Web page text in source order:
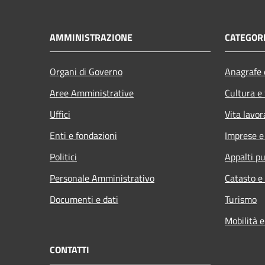
AMMINISTRAZIONE
Organi di Governo
Aree Amministrative
Uffici
Enti e fondazioni
Politici
Personale Amministrativo
Documenti e dati
Cultura
Vita
Imprese
Appalti
Catasto
Turismo
Mobilità
CONTATTI